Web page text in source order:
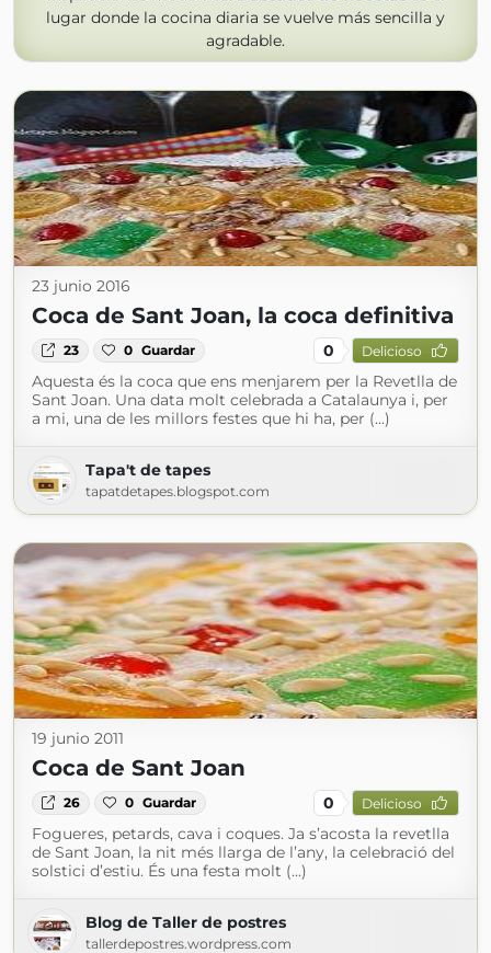
lugar donde la cocina diaria se vuelve más sencilla y
agradable.
23 junio 2016
Coca de Sant Joan, la coca definitiva
23 0 Guardar 0 Delicioso
Aquesta és la coca que ens menjarem per la Revetlla de
Sant Joan. Una data molt celebrada a Catalaunya i, per
a mi, una de les millors festes que hi ha, per (...)
Tapa't de tapes
tapatdetapes.blogspot.com
19 junio 2011
Coca de Sant Joan
26 0 Guardar 0 Delicioso
Fogueres, petards, cava i coques. Ja s’acosta la revetlla
de Sant Joan, la nit més llarga de l’any, la celebració del
solstici d’estiu. És una festa molt (...)
Blog de Taller de postres
tallerdepostres.wordpress.com